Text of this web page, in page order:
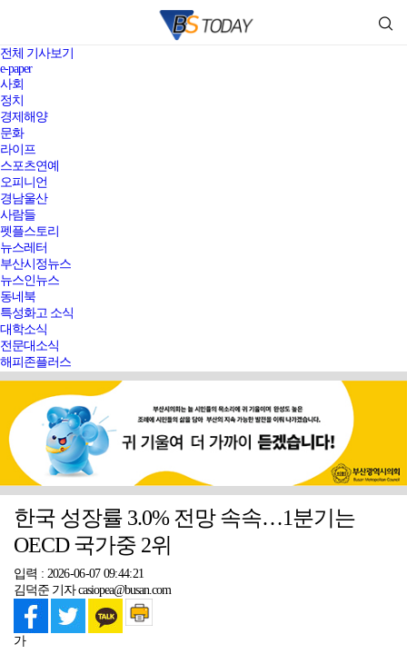
전체 기사보기
e-paper
사회
정치
경제해양
문화
라이프
스포츠연예
오피니언
경남울산
사람들
펫플스토리
뉴스레터
부산시정뉴스
뉴스인뉴스
동네북
특성화고 소식
대학소식
전문대소식
해피존플러스
한국 성장률 3.0% 전망 속속…1분기는
OECD 국가중 2위
입력 : 2026-06-07 09:44:21
김덕준 기자 casiopea@busan.com
가